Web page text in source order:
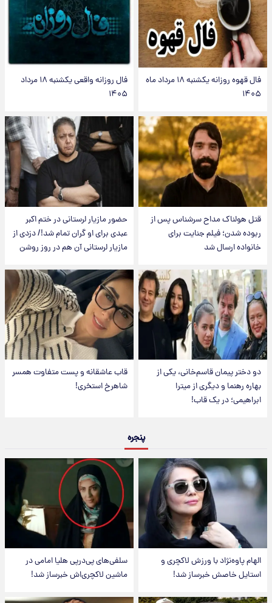
فال قهوه روزانه یکشنبه ۱۸ مرداد ماه
۱۴۰۵
فال روزانه واقعی یکشنبه ۱۸ مرداد
۱۴۰۵
قتل هولناک مداح سرشناس پس از
ربوده شدن؛ فیلم جنایت برای
خانواده ارسال شد
حضور مازیار لرستانی در ختم اکبر
عبدی برای او گران تمام شد!/ دزدی از
مازیار لرستانی آن هم در روز روشن
دو دختر پیمان قاسم‌خانی، یکی از
بهاره رهنما و دیگری از میترا
ابراهیمی؛ در یک قاب!
قاب عاشقانه و پست متفاوت همسر
شاهرخ استخری!
پنجره
الهام پاوه‌نژاد با ورزش لاکچری و
استایل خاصش خبرساز شد!
سلفی‌های پی‌درپی هلیا امامی در
ماشین لاکچری‌اش خبرساز شد!